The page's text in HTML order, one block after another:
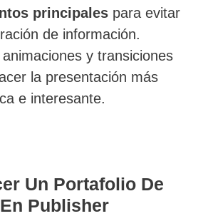
principales para evitar
de información.
y transiciones
la presentación más
e interesante.
Un Portafolio De
Publisher